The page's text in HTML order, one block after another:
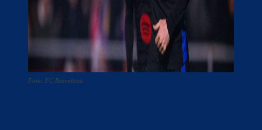
Foto: FC Barcelona